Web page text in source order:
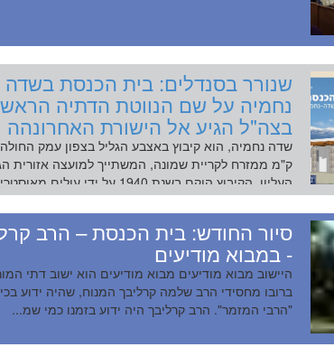
שנורר בסנדלים: בית הכנסת בשדה
נחמיה על שם הנווטת הדתיה
בצה"ל הגיע אל הישורת האחרונהה
ק"מ ממזרח לקריית שמונה, המשתייך למועצה אזורית
העליון. הקיבוץ הוקם בשנת 1940 על ידי עולים מאוסטריה,...
סיור החודש: בית הכנסת – הרב
- במבוא מודיעים
היישוב מבוא מודיעים מבוא מודיעים הוא ישוב דתי
ברובו מחסידי הרב שלמה קרליבך המנוח, שהיה ידוע
"הרבי המזמר". הרב קרליבך היה ידוע בזמנו כמי שמ...